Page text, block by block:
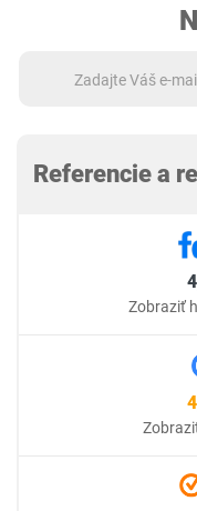
Referencie a
Zobraziť